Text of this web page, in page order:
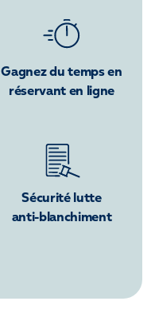
Gagnez du temps en
réservant en ligne
Sécurité lutte
anti-blanchiment